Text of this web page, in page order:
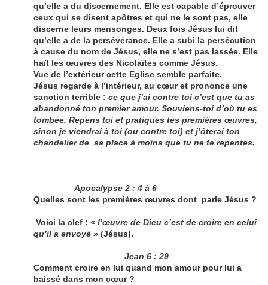
qu’elle a du discernement. Elle est capable d’éprouver
ceux qui se disent apôtres et qui ne le sont pas, elle
discerne leurs mensonges. Deux fois Jésus lui dit
qu’elle a de la persévérance. Elle a subi la persécution
à cause du nom de Jésus, elle ne s’est pas lassée. Elle
haït les œuvres des Nicolaïtes comme Jésus.
Vue de l’extérieur cette Eglise semble parfaite.
Jésus regarde à l’intérieur, au cœur et prononce une
sanction terrible : ce que j’ai contre toi c’est que tu as
abandonné ton premier amour. Souviens-toi d’où tu es
tombée. Repens toi et pratiques tes premières œuvres,
sinon je viendrai à toi (ou contre toi) et j’ôterai ton
chandelier de sa place à moins que tu ne te repentes.
Apocalypse 2 : 4 à 6
Quelles sont les premières œuvres dont parle Jésus ?
Voici la clef : « l’œuvre de Dieu c’est de croire en celui
qu’il a envoyé » (Jésus).
Jean 6 : 29
Comment croire en lui quand mon amour pour lui a
baissé dans mon cœur ?